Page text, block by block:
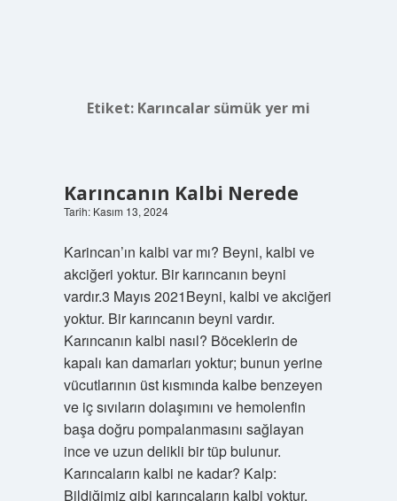
Etiket: Karıncalar sümük yer mi
Karıncanın Kalbi Nerede
Tarih: Kasım 13, 2024
Karincan’ın kalbi var mı? Beyni, kalbi ve
akciğeri yoktur. Bir karıncanın beyni
vardır.3 Mayıs 2021Beyni, kalbi ve akciğeri
yoktur. Bir karıncanın beyni vardır.
Karıncanın kalbi nasıl? Böceklerin de
kapalı kan damarları yoktur; bunun yerine
vücutlarının üst kısmında kalbe benzeyen
ve iç sıvıların dolaşımını ve hemolenfin
başa doğru pompalanmasını sağlayan
ince ve uzun delikli bir tüp bulunur.
Karıncaların kalbi ne kadar? Kalp:
Bildiğimiz gibi karıncaların kalbi yoktur.